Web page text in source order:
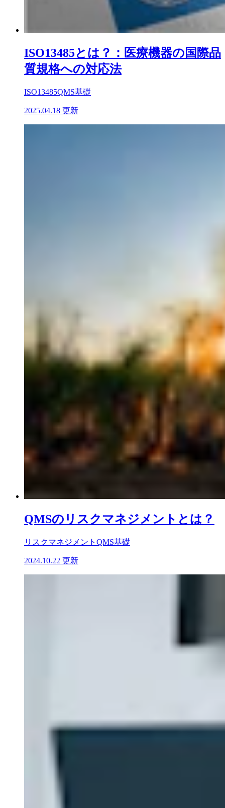
ISO13485とは？：医療機器の国際品
質規格への対応法
ISO13485QMS基礎
2025.04.18 更新
QMSのリスクマネジメントとは？
リスクマネジメント QMS基礎
2024.10.22 更新